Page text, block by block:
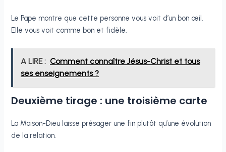
Le Pape montre que cette personne vous voit d’un bon œil.
Elle vous voit comme bon et fidèle.
A LIRE : Comment connaître Jésus-Christ et tous
ses enseignements ?
Deuxième tirage : une troisième carte
La Maison-Dieu laisse présager une fin plutôt qu’une évolution
de la relation.